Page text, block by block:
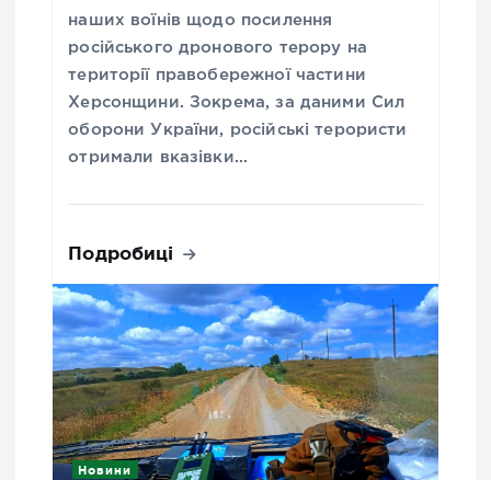
наших воїнів щодо посилення
російського дронового терору на
території правобережної частини
Херсонщини. Зокрема, за даними Сил
оборони України, російські терористи
отримали вказівки…
Подробиці
Новини